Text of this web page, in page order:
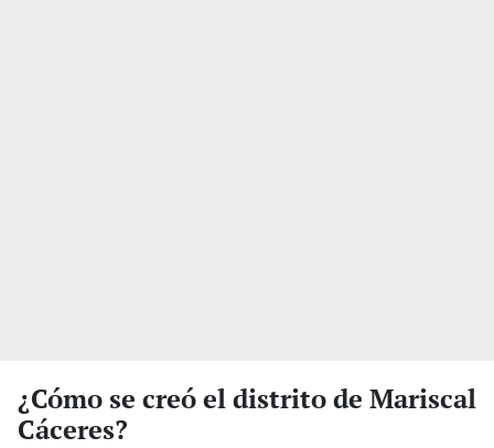
¿Cómo se creó el distrito de Mariscal
Cáceres?